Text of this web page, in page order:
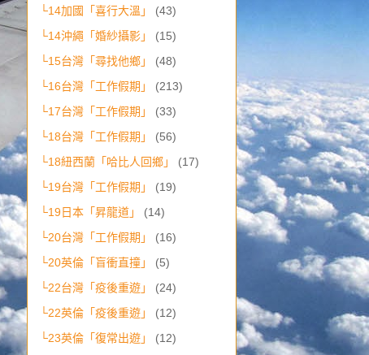
└14加國「喜行大溫」
(43)
└14沖繩「婚紗攝影」
(15)
└15台灣「尋找他鄉」
(48)
└16台灣「工作假期」
(213)
└17台灣「工作假期」
(33)
└18台灣「工作假期」
(56)
└18紐西蘭「哈比人回鄉」
(17)
└19台灣「工作假期」
(19)
└19日本「昇龍道」
(14)
└20台灣「工作假期」
(16)
└20英倫「盲衝直撞」
(5)
└22台灣「疫後重遊」
(24)
└22英倫「疫後重遊」
(12)
└23英倫「復常出遊」
(12)